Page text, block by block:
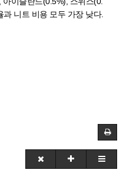
니트 비용 모두 가장 낮다.